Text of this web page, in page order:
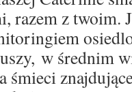
razem z twoim.
w średnim
śmieci